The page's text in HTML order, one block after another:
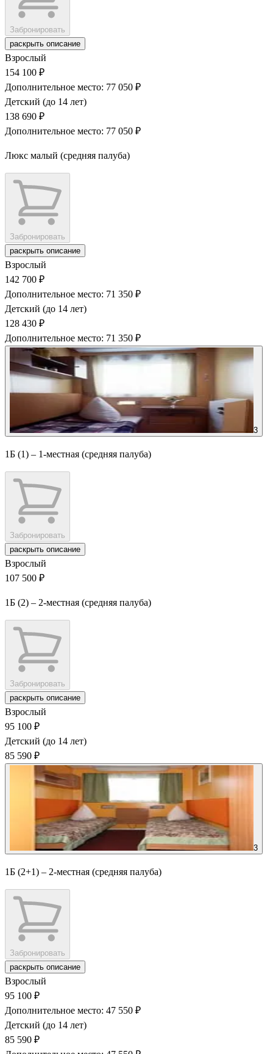
Забронировать
раскрыть описание
Взрослый
154 100 ₽
Дополнительное место: 77 050 ₽
Детский (до 14 лет)
138 690 ₽
Дополнительное место: 77 050 ₽
Люкс малый (средняя палуба)
Забронировать
раскрыть описание
Взрослый
142 700 ₽
Дополнительное место: 71 350 ₽
Детский (до 14 лет)
128 430 ₽
Дополнительное место: 71 350 ₽
3
1Б (1) – 1-местная (средняя палуба)
Забронировать
раскрыть описание
Взрослый
107 500 ₽
1Б (2) – 2-местная (средняя палуба)
Забронировать
раскрыть описание
Взрослый
95 100 ₽
Детский (до 14 лет)
85 590 ₽
3
1Б (2+1) – 2-местная (средняя палуба)
Забронировать
раскрыть описание
Взрослый
95 100 ₽
Дополнительное место: 47 550 ₽
Детский (до 14 лет)
85 590 ₽